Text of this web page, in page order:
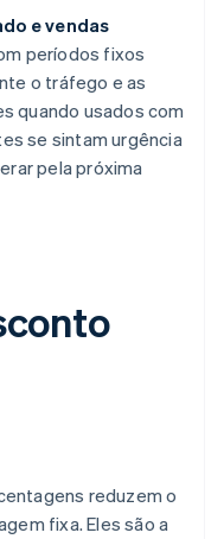
e vendas
períodos fixos
o tráfego e as
quando usados com
se sintam urgência
pela próxima
reduzem o
fixa. Eles são a